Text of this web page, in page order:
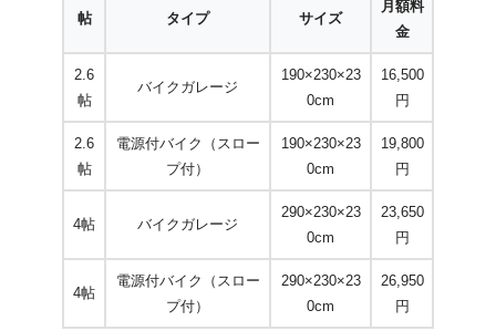
帖 タイプ サイズ
月額料
金
2.6
帖
バイクガレージ
190×230×23
0cm
16,500
円
2.6
帖
電源付バイク（スロー
プ付）
190×230×23
0cm
19,800
円
4帖 バイクガレージ
290×230×23
0cm
23,650
円
4帖
電源付バイク（スロー
プ付）
290×230×23
0cm
26,950
円